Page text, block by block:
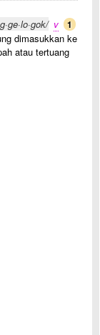
v 1
dimasukkan ke
atau tertuang